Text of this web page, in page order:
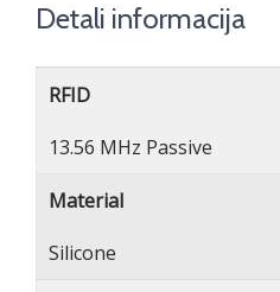
Detali informacija
RFID
13.56 MHz Passive
Material
Silicone